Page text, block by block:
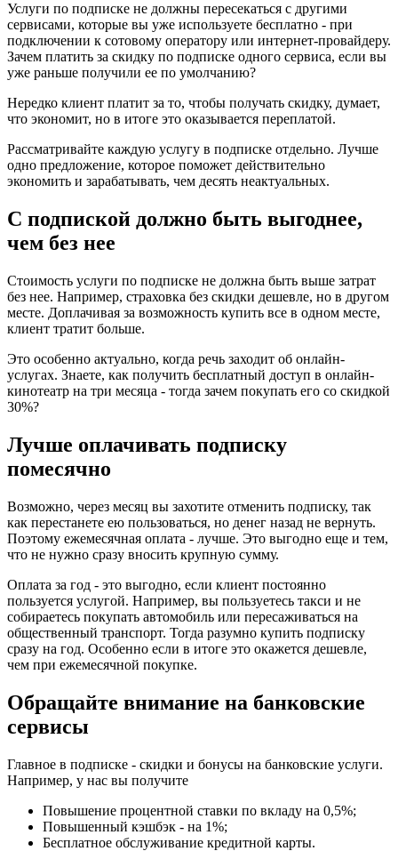
Услуги по подписке не должны пересекаться с другими
сервисами, которые вы уже используете бесплатно - при
подключении к сотовому оператору или интернет-провайдеру.
Зачем платить за скидку по подписке одного сервиса, если вы
уже раньше получили ее по умолчанию?
Нередко клиент платит за то, чтобы получать скидку, думает,
что экономит, но в итоге это оказывается переплатой.
Рассматривайте каждую услугу в подписке отдельно. Лучше
одно предложение, которое поможет действительно
экономить и зарабатывать, чем десять неактуальных.
С подпиской должно быть выгоднее,
чем без нее
Стоимость услуги по подписке не должна быть выше затрат
без нее. Например, страховка без скидки дешевле, но в другом
месте. Доплачивая за возможность купить все в одном месте,
клиент тратит больше.
Это особенно актуально, когда речь заходит об онлайн-
услугах. Знаете, как получить бесплатный доступ в онлайн-
кинотеатр на три месяца - тогда зачем покупать его со скидкой
30%?
Лучше оплачивать подписку
помесячно
Возможно, через месяц вы захотите отменить подписку, так
как перестанете ею пользоваться, но денег назад не вернуть.
Поэтому ежемесячная оплата - лучше. Это выгодно еще и тем,
что не нужно сразу вносить крупную сумму.
Оплата за год - это выгодно, если клиент постоянно
пользуется услугой. Например, вы пользуетесь такси и не
собираетесь покупать автомобиль или пересаживаться на
общественный транспорт. Тогда разумно купить подписку
сразу на год. Особенно если в итоге это окажется дешевле,
чем при ежемесячной покупке.
Обращайте внимание на банковские
сервисы
Главное в подписке - скидки и бонусы на банковские услуги.
Например, у нас вы получите
Повышение процентной ставки по вкладу на 0,5%;
Повышенный кэшбэк - на 1%;
Бесплатное обслуживание кредитной карты.